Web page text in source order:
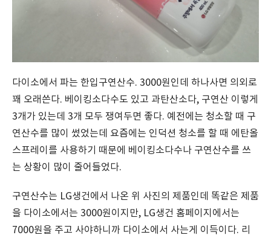
다이소에서 파는 한입구연산수. 3000원인데 하나사면 의외로
꽤 오래쓴다. 베이킹소다수도 있고 과탄산소다, 구연산 이렇게
3개가 있는데 3개 모두 쟁여두면 좋다. 예전에는 청소할 때 구
연산수를 많이 썼었는데 요즘에는 인덕션 청소를 할 때 에탄올
스프레이를 사용하기 때문에 베이킹소다수나 구연산수를 쓰
는 상황이 많이 줄어들었다.
구연산수는 LG생건에서 나온 위 사진의 제품인데 똑같은 제품
을 다이소에서는 3000원이지만, LG생건 홈페이지에서는
7000원을 주고 사야하니까 다이소에서 사는게 이득이다. 리